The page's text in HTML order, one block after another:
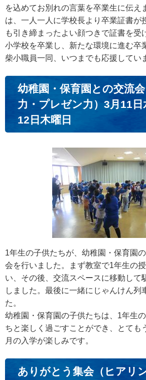
を込めてお別れの言葉を卒業生に伝え
は、一人一人に学校長より卒業証書が
も引き締まったよい顔つきで証書を受
小学校を卒業し、新たな環境に進む卒
柴小職員一同、いつまでも応援してい
幼稚園・保育園との交流
力・プレゼン力）3月11日
12日木曜日
1年生の子供たちが、幼稚園・保育園
会を行いました。まず教室で1年生の
い、その後、交流スペースに移動して
しました。最後に一緒にじゃんけん列
た。
幼稚園・保育園の子供たちは、1年生
ちと楽しく過ごすことができ、とても
月の入学が楽しみです。
ありがとう集会（ヒアリ